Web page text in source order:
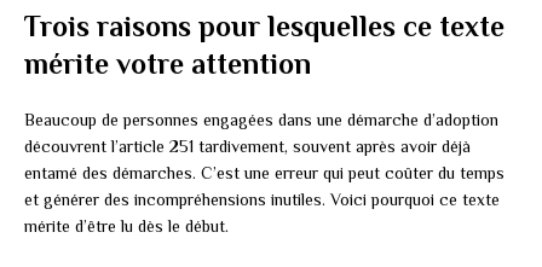
Trois raisons pour lesquelles ce texte
mérite votre attention
Beaucoup de personnes engagées dans une démarche d’adoption
découvrent l’article 251 tardivement, souvent après avoir déjà
entamé des démarches. C’est une erreur qui peut coûter du temps
et générer des incompréhensions inutiles. Voici pourquoi ce texte
mérite d’être lu dès le début.